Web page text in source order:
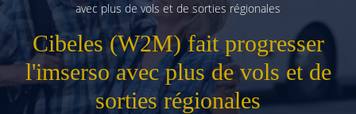
avec plus de vols et de sorties régionales
Cibeles (W2M) fait progresser
l'imserso avec plus de vols et de
sorties régionales